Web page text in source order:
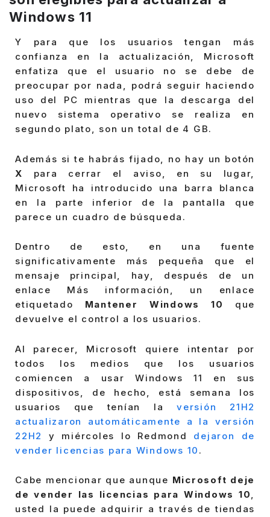
Windows 11
Y para que los usuarios tengan más
confianza en la actualización, Microsoft
enfatiza que el usuario no se debe de
preocupar por nada, podrá seguir haciendo
uso del PC mientras que la descarga del
nuevo sistema operativo se realiza en
segundo plato, son un total de 4 GB.
Además si te habrás fijado, no hay un botón
X para cerrar el aviso, en su lugar,
Microsoft ha introducido una barra blanca
en la parte inferior de la pantalla que
parece un cuadro de búsqueda.
Dentro de esto, en una fuente
significativamente más pequeña que el
mensaje principal, hay, después de un
enlace Más información, un enlace
etiquetado Mantener Windows 10
que
devuelve el control a los usuarios.
Al parecer, Microsoft quiere intentar por
todos los medios que los usuarios
comiencen a usar Windows 11 en sus
dispositivos, de hecho, está semana los
usuarios que tenían laversión 21H2
actualizaron automáticamente a la versión
22H2
y miércoles lo Redmond dejaron de
vender licencias para Windows 10 .
Cabe mencionar que aunque Microsoft deje
de vender las licencias para Windows 10,
usted la puede adquirir a través de tiendas